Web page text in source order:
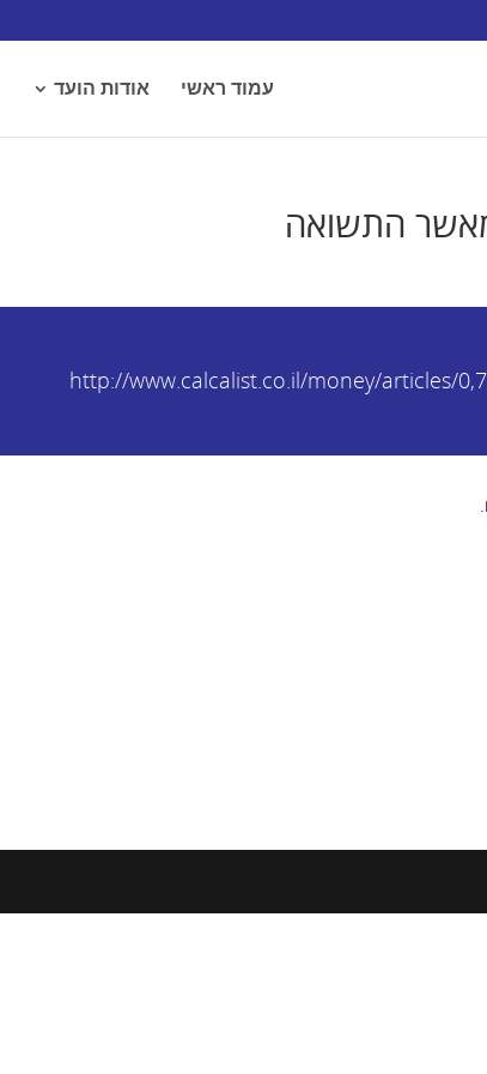
עמוד ראשי אודות הועד
מאשר התשואה
http://www.calcalist.co.il/money/articles/